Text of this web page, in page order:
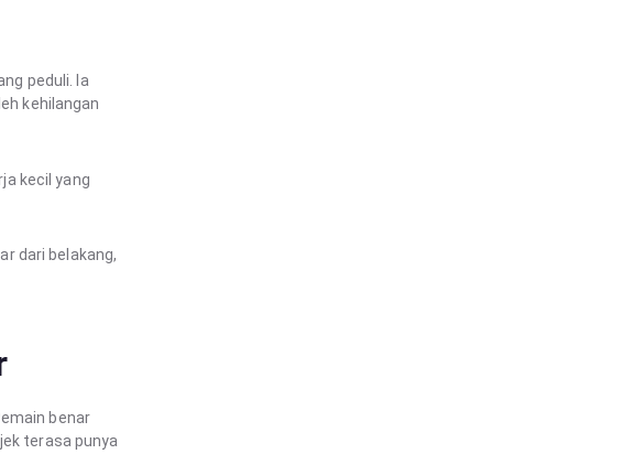
peduli. Ia
kehilangan
kecil yang
dari belakang,
benar
terasa punya